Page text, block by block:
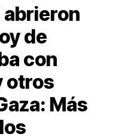
abrieron
de
con
otros
Más